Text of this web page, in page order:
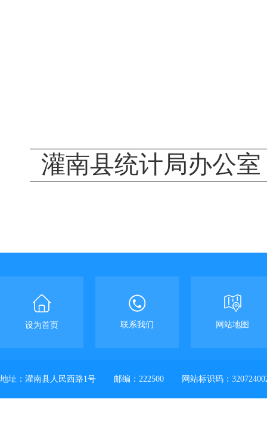
灌南县统计局办公室
设为首页 联系我们 网站地图
地址：灌南县人民西路1号 邮编：222500 网站标识码：